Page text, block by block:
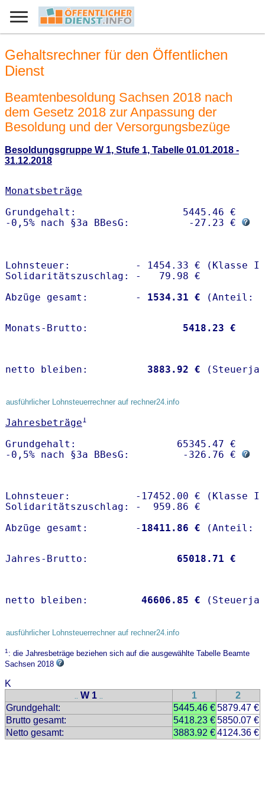
Gehaltsrechner für den Öffentlichen
Dienst
Beamtenbesoldung Sachsen 2018 nach
dem Gesetz 2018 zur Anpassung der
Besoldung und der Versorgungsbezüge
Besoldungsgruppe W 1, Stufe 1, Tabelle 01.01.2018 -
31.12.2018
Monatsbeträge
Grundgehalt:                  5445.46 €
-0,5% nach §3a BBesG:          -27.23 €
Lohnsteuer:           - 1454.33 € (Klasse I)
Solidaritätszuschlag: -   79.98 €
Abzüge gesamt:        -
1534.31 €
Monats-Brutto: 5418.23 €
netto bleiben: 3883.92 €
ausführlicher Lohnsteuerrechner auf rechner24.info
Jahresbeträge1
Grundgehalt:                 65345.47 €
-0,5% nach §3a BBesG:         -326.76 €
Lohnsteuer:           -17452.00 € (Klasse I)
Solidaritätszuschlag: -  959.86 €
Abzüge gesamt:        - 18411.86 €
Jahres-Brutto: 65018.71 €
netto bleiben: 46606.85 €
ausführlicher Lohnsteuerrechner auf rechner24.info
1: die Jahresbeträge beziehen sich auf die ausgewählte Tabelle Beamte
Sachsen 2018
K
.. W 1 .. 1
2
Grundgehalt:
5445.46 €5879.47 €
Brutto gesamt:
5418.23 €5850.07 €
Netto gesamt:
3883.92 €4124.36 €